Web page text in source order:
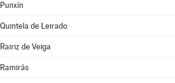
Punxín
Quintela de Leirado
Rairiz de Veiga
Ramirás